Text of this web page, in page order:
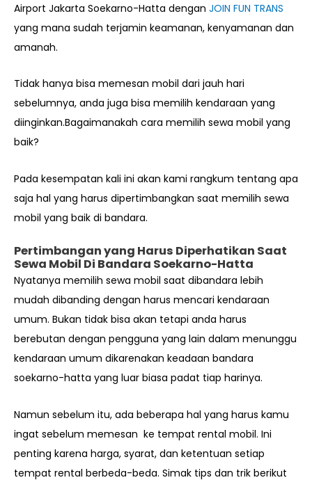
Airport Jakarta Soekarno-Hatta dengan JOIN FUN TRANS
yang mana sudah terjamin keamanan, kenyamanan dan
amanah.
Tidak hanya bisa memesan mobil dari jauh hari
sebelumnya, anda juga bisa memilih kendaraan yang
diinginkan.Bagaimanakah cara memilih sewa mobil yang
baik?
Pada kesempatan kali ini akan kami rangkum tentang apa
saja hal yang harus dipertimbangkan saat memilih sewa
mobil yang baik di bandara.
Pertimbangan yang Harus Diperhatikan Saat
Sewa Mobil Di Bandara Soekarno-Hatta
Nyatanya memilih sewa mobil saat dibandara lebih
mudah dibanding dengan harus mencari kendaraan
umum. Bukan tidak bisa akan tetapi anda harus
berebutan dengan pengguna yang lain dalam menunggu
kendaraan umum dikarenakan keadaan bandara
soekarno-hatta yang luar biasa padat tiap harinya.
Namun sebelum itu, ada beberapa hal yang harus kamu
ingat sebelum memesan ke tempat rental mobil. Ini
penting karena harga, syarat, dan ketentuan setiap
tempat rental berbeda-beda. Simak tips dan trik berikut